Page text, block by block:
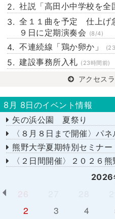
社説「高田小中学校を全
全１１曲を予定 仕上
９日に定期演奏会 (8/4)
不連続線「鶏か卵か」
建設事務所入札 (23時間前)
アクセス
8月 8日のイベント情報
矢の浜公園 夏祭り
〈８月８日まで開催〉パネ
熊野大学夏期特別セミナー「中上健
〈２日間開催〉２０２６
2026
26
2
3 4